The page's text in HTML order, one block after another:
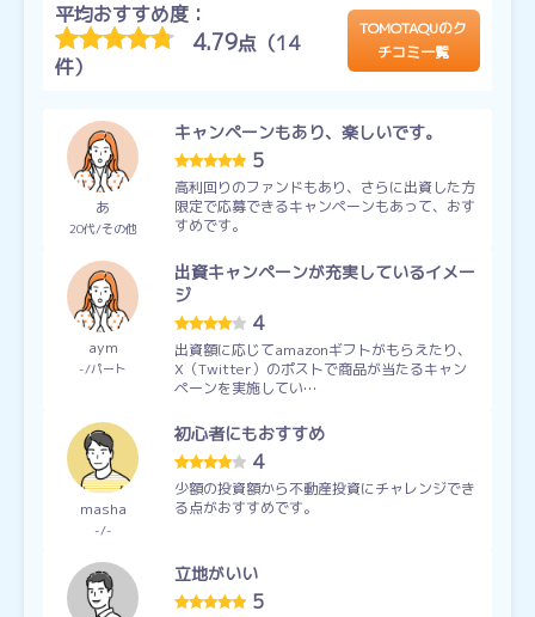
平均おすすめ度：
4.79点（14
件）
TOMOTAQUのク
チコミ一覧
あ
20代 その他
キャンペーンもあり、楽しいです。
5
高利回りのファンドもあり、さらに出資した方
限定で応募できるキャンペーンもあって、おす
すめです。
aym
- パート
出資キャンペーンが充実しているイメー
ジ
4
出資額に応じてamazonギフトがもらえたり、
X（Twitter）のポストで商品が当たるキャン
ペーンを実施してい…
masha
- -
初心者にもおすすめ
4
少額の投資額から不動産投資にチャレンジでき
る点がおすすめです。
立地がいい
5